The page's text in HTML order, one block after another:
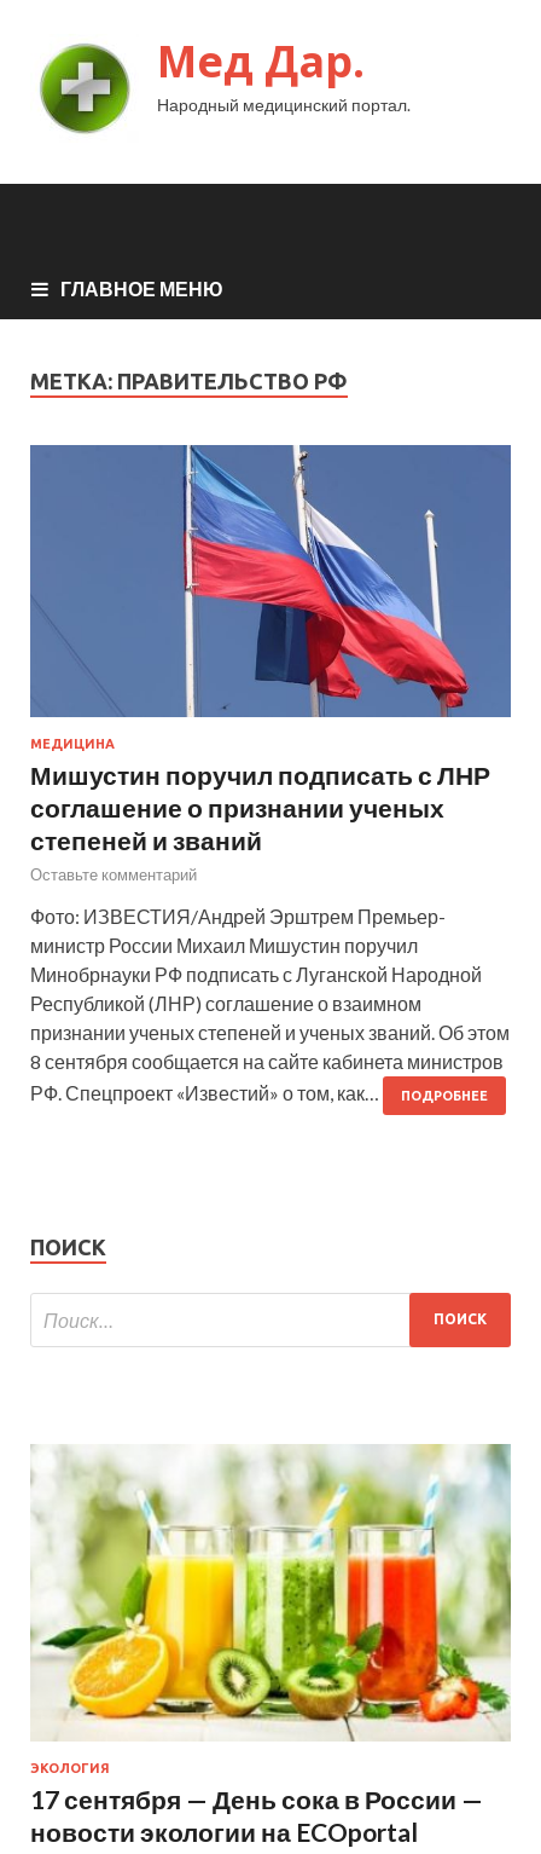
Мед Дар.
Народный медицинский портал.
ГЛАВНОЕ МЕНЮ
МЕТКА: ПРАВИТЕЛЬСТВО РФ
МЕДИЦИНА
Мишустин поручил подписать с ЛНР
соглашение о признании ученых
степеней и званий
Оставьте комментарий
Фото: ИЗВЕСТИЯ/Андрей Эрштрем Премьер-
министр России Михаил Мишустин поручил
Минобрнауки РФ подписать с Луганской Народной
Республикой (ЛНР) соглашение о взаимном
признании ученых степеней и ученых званий. Об этом
8 сентября сообщается на сайте кабинета министров
РФ. Спецпроект «Известий» о том, как…
ПОДРОБНЕЕ
ПОИСК
ЭКОЛОГИЯ
17 сентября — День сока в России —
новости экологии на ECOportal